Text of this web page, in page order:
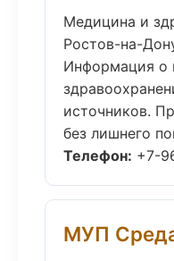
Медицина и
Ростов-на-
Информация о
источников.
без лишнего
Телефон: +7-
МУП